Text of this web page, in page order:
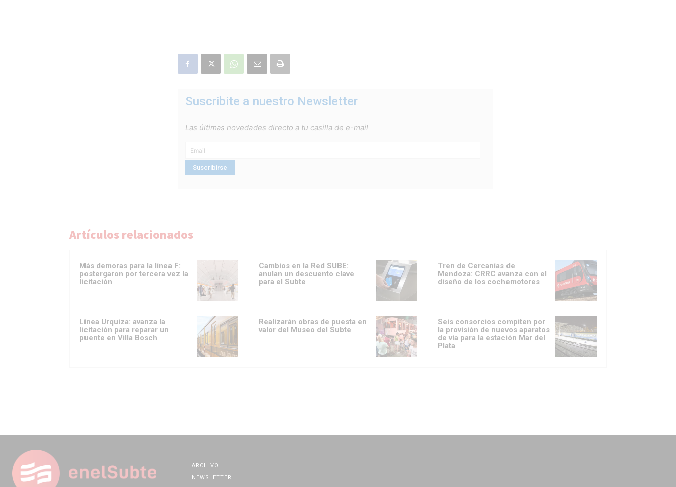
Suscribite a nuestro Newsletter
Las últimas novedades directo a tu casilla de e-mail
Artículos relacionados
Más demoras para la línea F:
postergaron por tercera vez la
licitación
Cambios en la Red SUBE:
anulan un descuento clave
para el Subte
Tren de Cercanías de
Mendoza: CRRC avanza con el
diseño de los cochemotores
Línea Urquiza: avanza la
licitación para reparar un
puente en Villa Bosch
Realizarán obras de puesta en
valor del Museo del Subte
Seis consorcios compiten por
la provisión de nuevos aparatos
de vía para la estación Mar del
Plata
ARCHIVO
NEWSLETTER